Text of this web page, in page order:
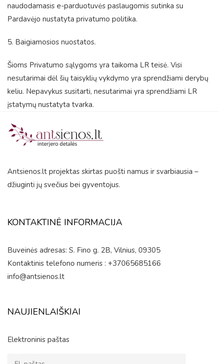
naudodamasis e-parduotuvės paslaugomis sutinka su
Pardavėjo nustatyta privatumo politika.
5. Baigiamosios nuostatos.
Šioms Privatumo sąlygoms yra taikoma LR teisė. Visi
nesutarimai dėl šių taisyklių vykdymo yra sprendžiami derybų
keliu. Nepavykus susitarti, nesutarimai yra sprendžiami LR
įstatymų nustatyta tvarka.
Antsienos.lt projektas skirtas puošti namus ir svarbiausia –
džiuginti jų svečius bei gyventojus.
KONTAKTINĖ INFORMACIJA
Buveinės adresas: S. Fino g. 2B, Vilnius, 09305
Kontaktinis telefono numeris : +37065685166
info@antsienos.lt
NAUJIENLAIŠKIAI
Elektroninis paštas